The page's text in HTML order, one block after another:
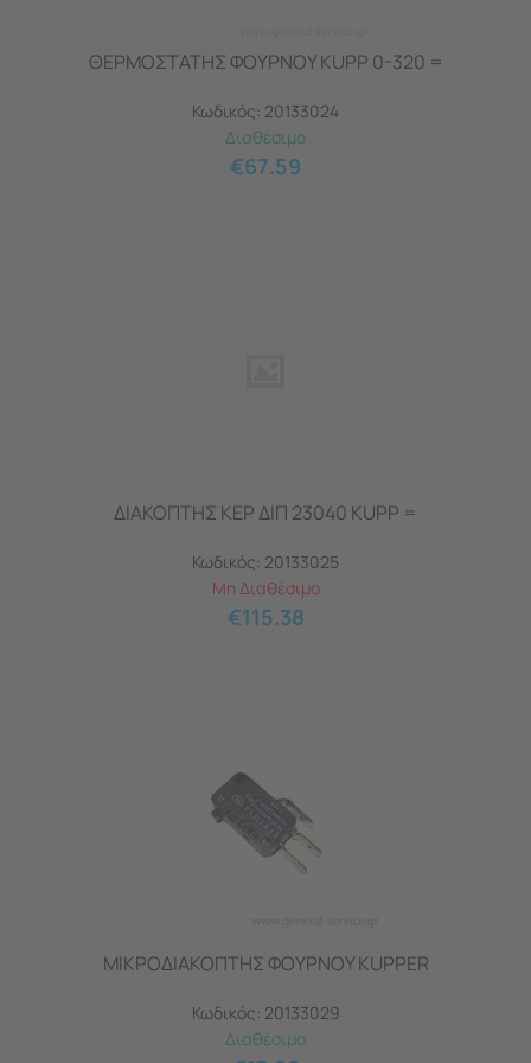
ΘΕΡΜΟΣΤΑΤΗΣ ΦΟΥΡΝΟΥ KUPP 0-320 =
Κωδικός: 20133024
Διαθέσιμο
€67.59
ΔΙΑΚΟΠΤΗΣ ΚΕΡ ΔΙΠ 23040 KUPP =
Κωδικός: 20133025
Μη Διαθέσιμο
€115.38
ΜΙΚΡΟΔΙΑΚΟΠΤΗΣ ΦΟΥΡΝΟΥ KUPPER
Κωδικός: 20133029
Διαθέσιμο